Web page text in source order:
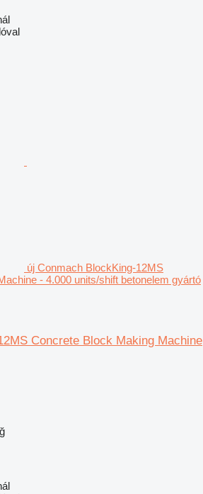
új Conmach BlockKing-12MS
- 4.000 units/shift betonelem gyártó
Concrete Block Making Machine